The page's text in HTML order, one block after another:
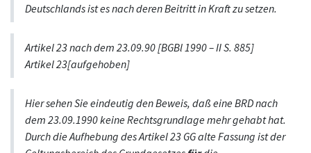
Deutschlands ist es nach deren Beitritt in Kraft zu setzen.
Artikel 23 nach dem 23.09.90 [BGBl 1990 – II S. 885]
Artikel 23[aufgehoben]
Hier sehen Sie eindeutig den Beweis, daß eine BRD nach
dem 23.09.1990 keine Rechtsgrundlage mehr gehabt hat.
Durch die Aufhebung des Artikel 23 GG alte Fassung ist der